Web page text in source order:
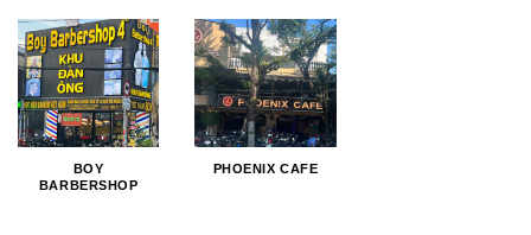
BOY
BARBERSHOP
PHOENIX CAFE